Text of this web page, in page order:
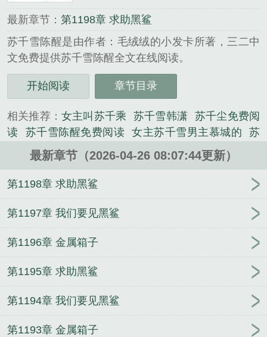
最新章节： 第1198章 求助黑鲨
苏千雪陈醒是由作者：毛绒绒的小发卡所著，三二中
文免费提供苏千雪陈醒全文在线阅读。
三秒记住本站：三二中文 网址：www.32zw.cc...
《苏千雪陈醒》是毛绒绒的小发卡精心创作的历史类
开始阅读 章节目录
相关推荐： 女主叫苏千乘 苏千雪韩潇
苏千尘免费阅
读
苏千雪陈醒免费阅读 女主苏千雪男主慕城的
苏
千橙全集 主角苏雪 苏千雪陈醒笔趣阁在线阅读
千羽的全部
陈青川
苏千雪陈醒最新章节更新内容是
什么呢 女主角叫苏千乘
苏
女主苏千乘
苏千雪陈醒丫丫
苏千
集
苏千城女主 苏千雪慕城是哪部
苏千雪陈醒阅读
叫什么名字 女主角叫苏千乘的
苏
千雪陈醒名字叫什么 苏千雪陈醒免费阅读最新章节
苏千雪陈醒短剧
苏千曈免费阅读全文
苏雪陈青林
苏千羽的所有作品
苏千雪和傅远
最新章节（2026-04-26 08:07:44更新）
第1198章 求助黑鲨
第1197章 我们要见黑鲨
第1196章 金属箱子
第1195章 求助黑鲨
第1194章 我们要见黑鲨
第1193章 金属箱子